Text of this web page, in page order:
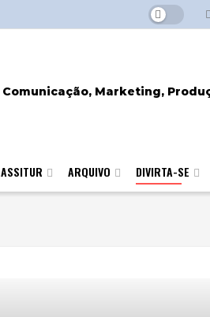
ARQUIVO DIVIRTA-SE